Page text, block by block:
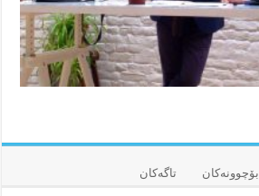
بۆچوونه‌کان تاگەکان